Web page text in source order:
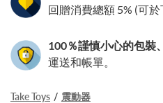
回贈消費總額 5% (可
100％謹慎小心的包裝、
運送和帳單。
Take Toys 震動器